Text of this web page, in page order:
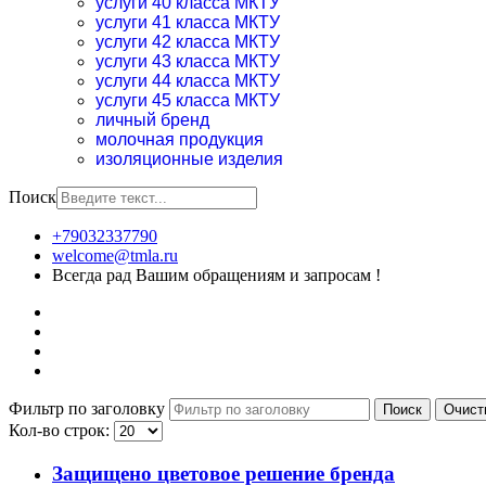
услуги 41 класса МКТУ
услуги 42 класса МКТУ
услуги 43 класса МКТУ
услуги 44 класса МКТУ
услуги 45 класса МКТУ
личный бренд
молочная продукция
изоляционные изделия
Поиск
+79032337790
welcome@tmla.ru
Всегда рад Вашим обращениям и запросам !
Фильтр по заголовку Поиск
Кол-во строк:
Защищено цветовое решение бренда